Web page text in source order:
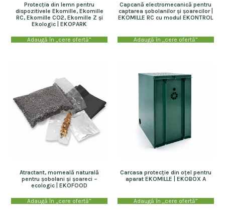
Protecția din lemn pentru
dispozitivele Ekomille, Ekomille
RC, Ekomille CO2, Ekomille Z și
Ekologic | EKOPARK
Adaugă în „cere ofertă”
Capcană electromecanică pentru
captarea șobolanilor și șoarecilor |
EKOMILLE RC cu modul EKONTROL
Adaugă în „cere ofertă”
Atractant, momeală naturală
pentru șobolani și șoareci –
ecologic | EKOFOOD
Adaugă în „cere ofertă”
Carcasa protecție din oțel pentru
aparat EKOMILLE | EKOBOX A
Adaugă în „cere ofertă”